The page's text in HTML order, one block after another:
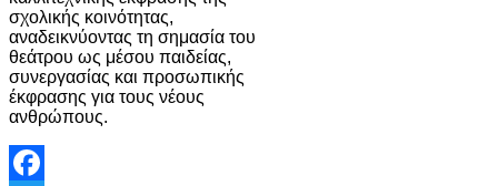
σχολικής κοινότητας,
αναδεικνύοντας τη σημασία του
θεάτρου ως μέσου παιδείας,
συνεργασίας και προσωπικής
έκφρασης για τους νέους
ανθρώπους.